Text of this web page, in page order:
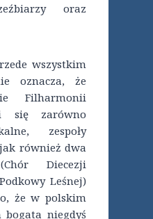
oraz
wszystkim
oznacza, że
Filharmonii
się zarówno
zespoły
również dwa
Diecezji
Leśnej)
że w polskim
bogata niegdyś